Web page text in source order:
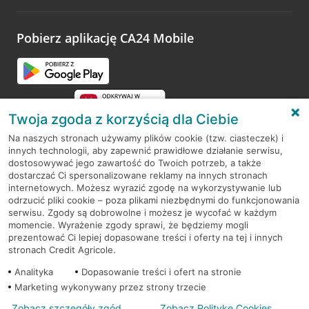
opinie.
Pobierz aplikację CA24 Mobile
RODO
Regulamin serwisu
Mapa serwisu
PolitykaCookies
Twoja zgoda z korzyścią dla Ciebie
Na naszych stronach używamy plików cookie (tzw. ciasteczek) i
innych technologii, aby zapewnić prawidłowe działanie serwisu,
dostosowywać jego zawartość do Twoich potrzeb, a także
dostarczać Ci spersonalizowane reklamy na innych stronach
internetowych. Możesz wyrazić zgodę na wykorzystywanie lub
odrzucić pliki cookie – poza plikami niezbędnymi do funkcjonowania
serwisu. Zgody są dobrowolne i możesz je wycofać w każdym
momencie. Wyrażenie zgody sprawi, że będziemy mogli
prezentować Ci lepiej dopasowane treści i oferty na tej i innych
stronach Credit Agricole.
Analityka
Dopasowanie treści i ofert na stronie
Marketing wykonywany przez strony trzecie